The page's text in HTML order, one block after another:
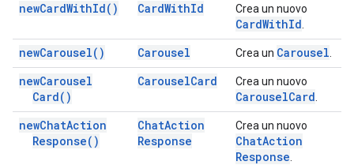
newCardWithId( ) CardWithId Crea un nuovo
CardWithId
newCarousel( ) Carousel Crea un Carousel
newCarousel
Card( )
CarouselCard Crea un nuovo
CarouselCard
newChatAction
Response( )
ChatAction
Response
Crea un nuovo
ChatAction
Response